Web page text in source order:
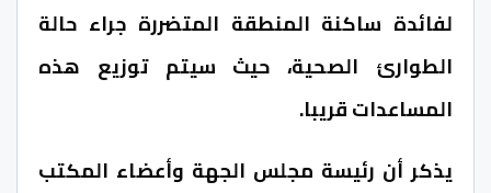
لفائدة ساكنة المنطقة المتضررة جراء حالة
الطوارئ الصحية، حيث سيتم توزيع هذه
المساعدات قريبا.
يذكر أن رئيسة مجلس الجهة وأعضاء المكتب